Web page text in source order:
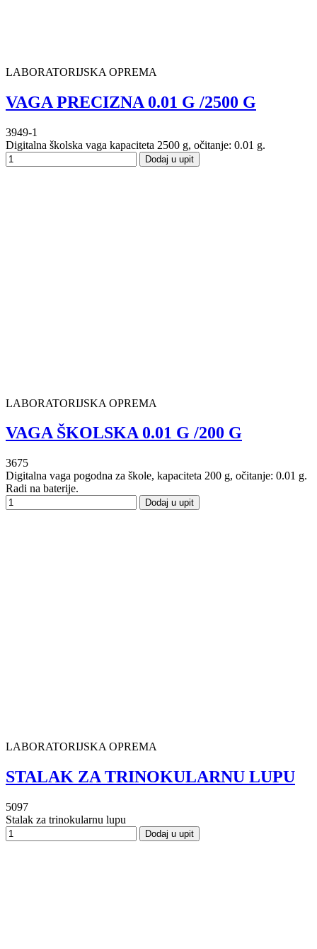
LABORATORIJSKA OPREMA
VAGA PRECIZNA 0.01 G /2500 G
3949-1
Digitalna školska vaga kapaciteta 2500 g, očitanje: 0.01 g.
Dodaj u upit
LABORATORIJSKA OPREMA
VAGA ŠKOLSKA 0.01 G /200 G
3675
Digitalna vaga pogodna za škole, kapaciteta 200 g, očitanje: 0.01 g.
Radi na baterije.
Dodaj u upit
LABORATORIJSKA OPREMA
STALAK ZA TRINOKULARNU LUPU
5097
Stalak za trinokularnu lupu
Dodaj u upit